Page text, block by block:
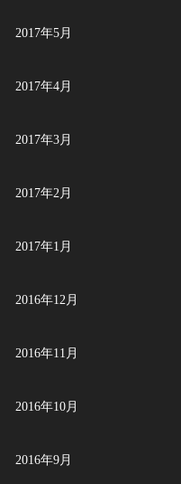
2017年5月
2017年4月
2017年3月
2017年2月
2017年1月
2016年12月
2016年11月
2016年10月
2016年9月